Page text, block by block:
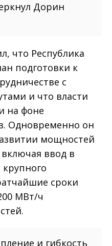
Дорин
что Республика
подготовки к
с
и что власти
на фоне
Одновременно он
мощностей
ввод в
сроки
МВт/ч
и гибкость